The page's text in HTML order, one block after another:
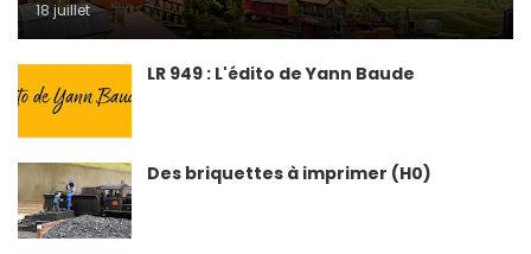
18 juillet
LR 949 : L'édito de Yann Baude
Des briquettes à imprimer (H0)